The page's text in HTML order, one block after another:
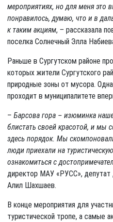
мероприятиях, но для меня это
понравилось, думаю, что и в
к таким акциям, – рассказала
поселка Солнечный Элла
Раньше в Сургутском районе
которых жители Сургутского
природные зоны от мусора.
проходит в муниципалитете
– Барсова гора – изюминка
блистать своей красотой, и мы
здесь порядок. Мы
люди приехали на
ознакомиться с
директор МАУ «РУСС», депутат
Алил Шахшаев.
В конце мероприятия для
туристической тропе, а самые